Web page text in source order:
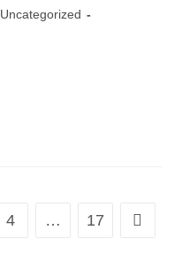
Uncategorized
4 … 17